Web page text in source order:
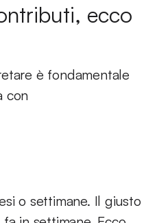
ecco
è fondamentale
con
o settimane. Il giusto